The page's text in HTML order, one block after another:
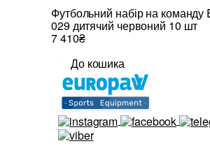
Футбольний набір на команду
029 дитячий червоний 10 шт
7 410₴
До кошика